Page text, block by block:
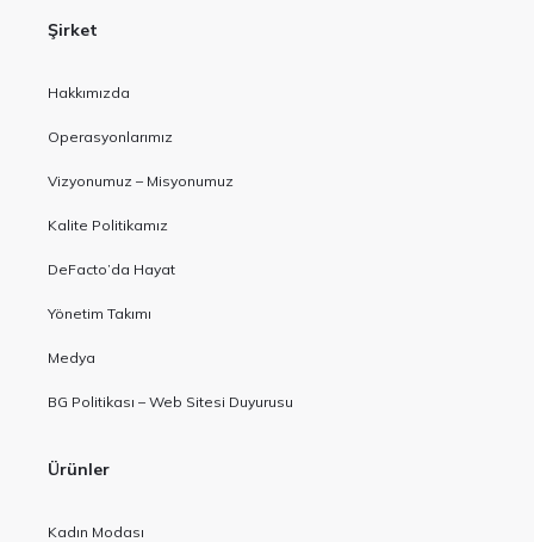
Şirket
Hakkımızda
Operasyonlarımız
Vizyonumuz – Misyonumuz
Kalite Politikamız
DeFacto’da Hayat
Yönetim Takımı
Medya
BG Politikası – Web Sitesi Duyurusu
Ürünler
Kadın Modası